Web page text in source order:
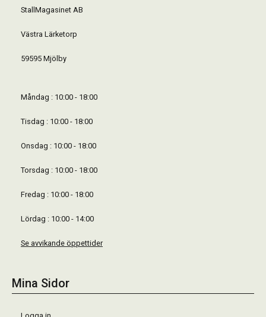
StallMagasinet AB
Västra Lärketorp
59595 Mjölby
Måndag : 10:00 - 18:00
Tisdag : 10:00 - 18:00
Onsdag : 10:00 - 18:00
Torsdag : 10:00 - 18:00
Fredag : 10:00 - 18:00
Lördag : 10:00 - 14:00
Se avvikande öppettider
Mina Sidor
Logga in